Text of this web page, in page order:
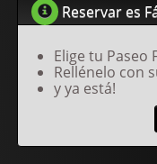
Reservar es
Elige tu Paseo
Rellénelo con
y ya está!